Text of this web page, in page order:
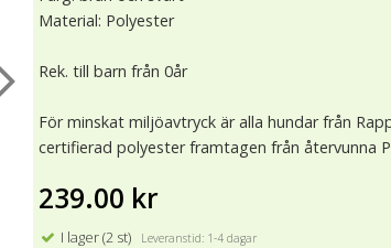
Material: Polyester
Rek. till barn från 0år
För minskat miljöavtryck är alla hundar från
certifierad polyester framtagen från återvunna
239.00 kr
I lager (2 st) Leveranstid: 1-4 dagar